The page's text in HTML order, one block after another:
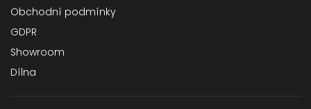
Obchodní podmínky
GDPR
Showroom
Dílna